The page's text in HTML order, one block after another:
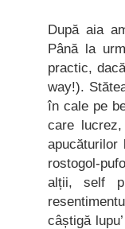
După aia
Până la
practic,
way!).
în cale pe
care
apucăturilor
rostogol-
alții, self
câștigă